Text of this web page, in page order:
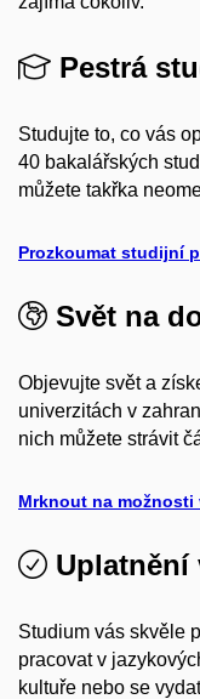
Pestrá
Studujte to, co vás
40 bakalářských
můžete takřka
Prozkoumat studijní
Svět na
Objevujte svět a
univerzitách v
nich můžete strávit
Mrknout na možnosti
Uplatnění
Studium vás skvěle
pracovat v
kultuře nebo se